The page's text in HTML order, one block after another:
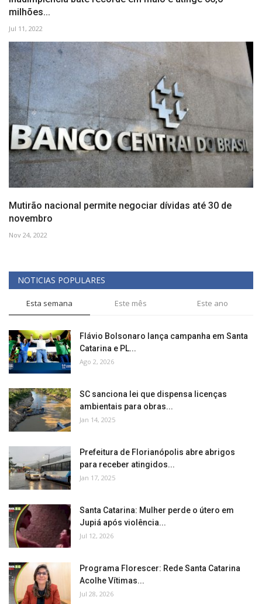
milhões...
Jul 11, 2022
Mutirão nacional permite negociar dívidas até 30 de
novembro
Nov 24, 2022
NOTICIAS POPULARES
Esta semana Este mês Este ano
Flávio Bolsonaro lança campanha em Santa
Catarina e PL...
Ago 2, 2026
SC sanciona lei que dispensa licenças
ambientais para obras...
Jan 14, 2025
Prefeitura de Florianópolis abre abrigos
para receber atingidos...
Jan 17, 2025
Santa Catarina: Mulher perde o útero em
Jupiá após violência...
Jul 12, 2026
Programa Florescer: Rede Santa Catarina
Acolhe Vítimas...
Jul 28, 2026